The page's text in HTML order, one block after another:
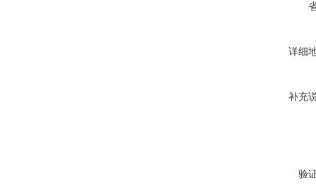
详细
补充
验